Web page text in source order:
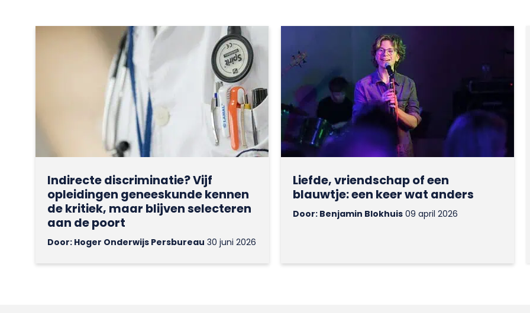
Indirecte discriminatie? Vijf
opleidingen geneeskunde kennen
de kritiek, maar blijven selecteren
aan de poort
Door: Hoger Onderwijs Persbureau 30 juni 2026
Liefde, vriendschap of een
blauwtje: een keer wat anders
Door: Benjamin Blokhuis09 april 2026